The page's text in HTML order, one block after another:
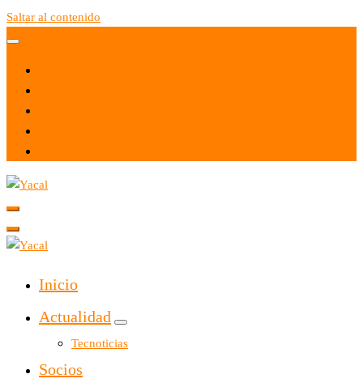
Saltar al contenido
Yacal micro hosting
Inicio
Actualidad
Tecnoticias
Socios